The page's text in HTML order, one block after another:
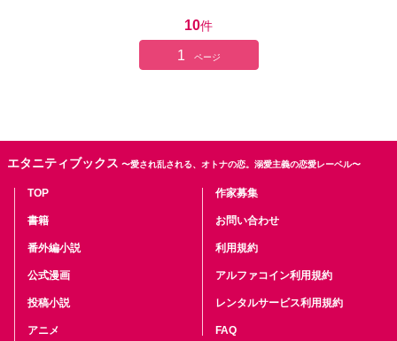
10件
1 ページ
エタニティブックス 〜愛され乱される、オトナの恋。溺愛主義の恋愛レーベル〜
TOP
書籍
番外編小説
公式漫画
投稿小説
アニメ
作家募集
お問い合わせ
利用規約
アルファコイン利用規約
レンタルサービス利用規約
FAQ